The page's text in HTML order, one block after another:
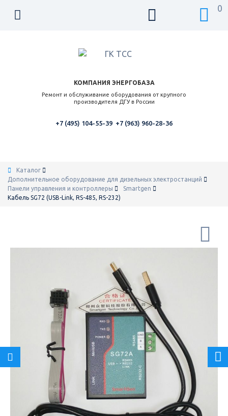
КОМПАНИЯ ЭНЕРГОБАЗА
Ремонт и обслуживание оборудования от крупного
производителя ДГУ в России
0
+7 (495) 104-55-39 +7 (963) 960-28-36
Каталог
Дополнительное оборудование для дизельных электростанций
Панели управления и контроллеры
Smartgen
Кабель SG72 (USB-Link, RS-485, RS-232)